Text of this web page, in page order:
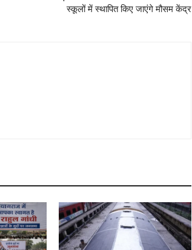
स्कूलों में स्थापित किए जाएंगे मौसम केंद्र